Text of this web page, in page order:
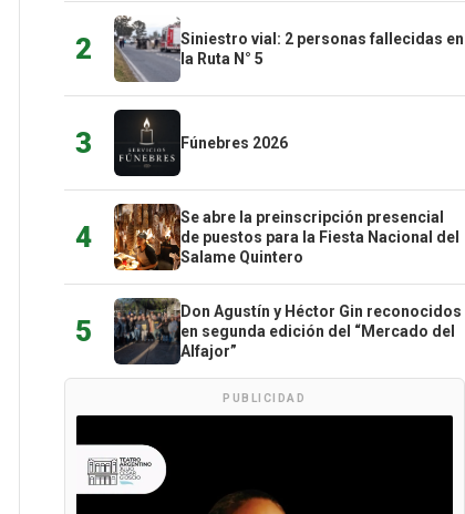
2
Siniestro vial: 2 personas fallecidas en
la Ruta N° 5
3 Fúnebres 2026
4
Se abre la preinscripción presencial
de puestos para la Fiesta Nacional del
Salame Quintero
5
Don Agustín y Héctor Gin reconocidos
en segunda edición del “Mercado del
Alfajor”
PUBLICIDAD